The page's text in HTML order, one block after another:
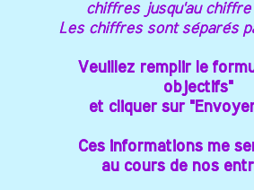
chiffres jusqu'au chiffre
Les chiffres sont séparés
Veuillez remplir le
objectifs"
et cliquer sur
Ces informations me
au cours de nos
chiffres jusqu'au chiffre
Les chiffres sont séparés
Veuillez remplir le
objectifs"
et cliquer sur
Ces informations me
au cours de nos